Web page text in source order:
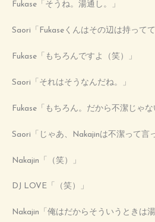
Fukase「そうね。湯通し。」
Saori「Fukaseくんはその辺は持って
Fukase「もちろんですよ（笑）」
Saori「それはそうなんだね。」
Fukase「もちろん。だから不潔じゃな
Saori「じゃあ、Nakajinは不潔って言
Nakajin「（笑）」
DJ LOVE「（笑）」
Nakajin「俺はだからそういうときは